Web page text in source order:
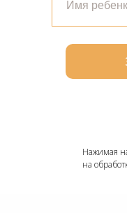
Нажимая
на